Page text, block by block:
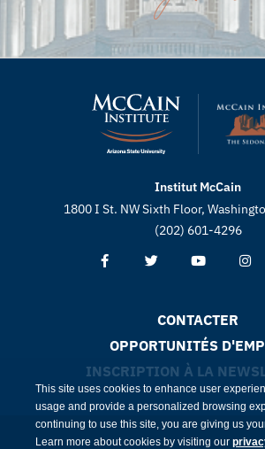
Institut McCain
1800 I St. NW Sixth Floor,
(202) 601-4296
CONTACTER
OPPORTUNITÉS
INSCRIPTION À LA
This site uses cookies to enhance user
usage and provide a personalized browsing
continuing to use this site, you are giving us
Learn more about cookies by visiting our